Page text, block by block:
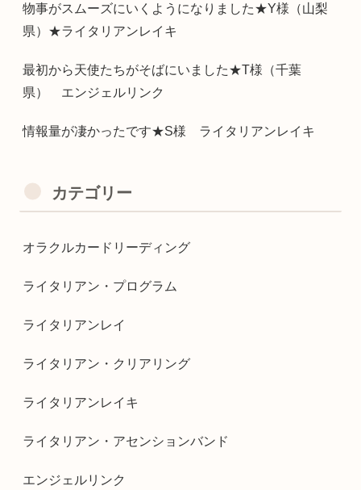
物事がスムーズにいくようになりました★Y様（山梨
県）★ライタリアンレイキ
最初から天使たちがそばにいました★T様（千葉
県） エンジェルリンク
情報量が凄かったです★S様 ライタリアンレイキ
カテゴリー
オラクルカードリーディング
ライタリアン・プログラム
ライタリアンレイ
ライタリアン・クリアリング
ライタリアンレイキ
ライタリアン・アセンションバンド
エンジェルリンク